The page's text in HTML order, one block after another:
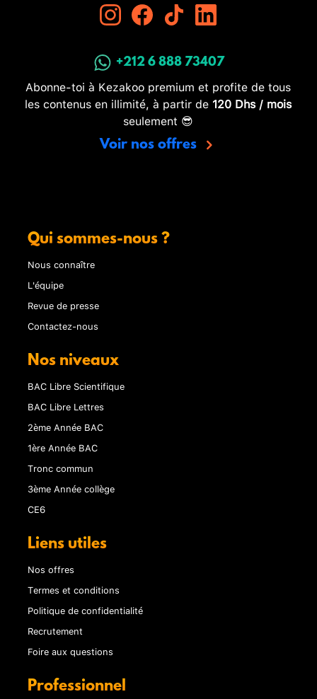
+212 6 888 73407
Abonne-toi à Kezakoo premium et profite de tous
les contenus en illimité, à partir de 120 Dhs / mois
seulement 😎
Voir nos offres
Qui sommes-nous ?
Nous connaître
L'équipe
Revue de presse
Contactez-nous
Nos niveaux
BAC Libre Scientifique
BAC Libre Lettres
2ème Année BAC
1ère Année BAC
Tronc commun
3ème Année collège
CE6
Liens utiles
Nos offres
Termes et conditions
Politique de confidentialité
Recrutement
Foire aux questions
Professionnel